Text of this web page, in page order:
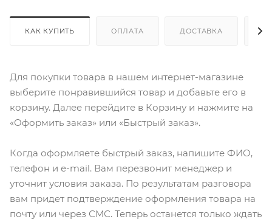
КАК КУПИТЬ ОПЛАТА ДОСТАВКА
Для покупки товара в нашем интернет-магазине
выберите понравившийся товар и добавьте его в
корзину. Далее перейдите в Корзину и нажмите на
«Оформить заказ» или «Быстрый заказ».
Когда оформляете быстрый заказ, напишите ФИО,
телефон и e-mail. Вам перезвонит менеджер и
уточнит условия заказа. По результатам разговора
вам придет подтверждение оформления товара на
почту или через СМС. Теперь останется только ждать